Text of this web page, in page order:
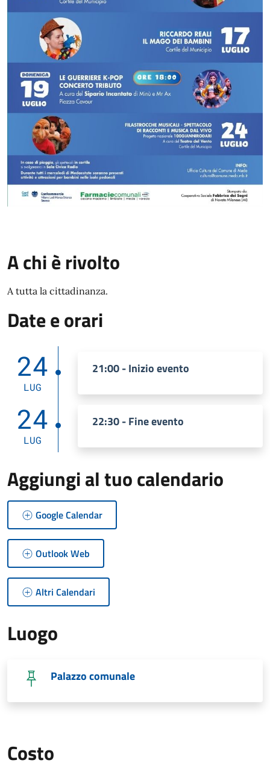
A chi è rivolto
A tutta la cittadinanza.
Date e orari
24
LUG
21:00 - Inizio evento
24
LUG
22:30 - Fine evento
Aggiungi al tuo calendario
Google Calendar
Outlook Web
Altri Calendari
Luogo
Palazzo comunale
Costo